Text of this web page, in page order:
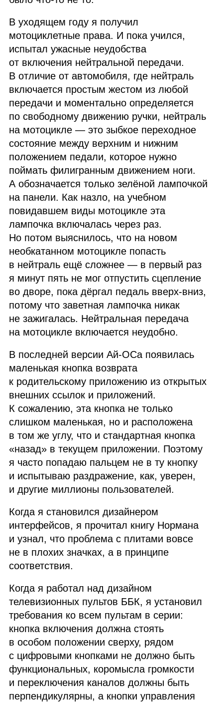
В уходящем году я получил
мотоциклетные права. И пока учился,
испытал ужасные неудобства
от включения нейтральной передачи.
В отличие от автомобиля, где нейтраль
включается простым жестом из любой
передачи и моментально определяется
по свободному движению ручки, нейтраль
на мотоцикле — это зыбкое переходное
состояние между верхним и нижним
положением педали, которое нужно
поймать филигранным движением ноги.
А обозначается только зелёной лампочкой
на панели. Как назло, на учебном
повидавшем виды мотоцикле эта
лампочка включалась через раз.
Но потом выяснилось, что на новом
необкатанном мотоцикле попасть
в нейтраль ещё сложнее — в первый раз
я минут пять не мог отпустить сцепление
во дворе, пока дёргал педаль вверх‑вниз,
потому что заветная лампочка никак
не зажигалась. Нейтральная передача
на мотоцикле включается неудобно.
В последней версии Ай‑ОСа появилась
маленькая кнопка возврата
к родительскому приложению из открытых
внешних ссылок и приложений.
К сожалению, эта кнопка не только
слишком маленькая, но и расположена
в том же углу, что и стандартная кнопка
«назад» в текущем приложении. Поэтому
я часто попадаю пальцем не в ту кнопку
и испытываю раздражение, как, уверен,
и другие миллионы пользователей.
Когда я становился дизайнером
интерфейсов, я прочитал книгу Нормана
и узнал, что проблема с плитами вовсе
не в плохих значках, а в принципе
соответствия.
Когда я работал над дизайном
телевизионных пультов ББК, я установил
требования ко всем пультам в серии:
кнопка включения должна стоять
в особом положении сверху, рядом
с цифровыми кнопками не должно быть
функциональных, коромысла громкости
и переключения каналов должны быть
перпендикулярны, а кнопки управления